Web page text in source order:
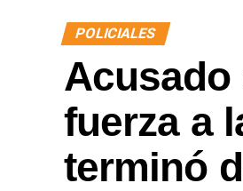
POLICIALES
Acusado
fuerza a
terminó